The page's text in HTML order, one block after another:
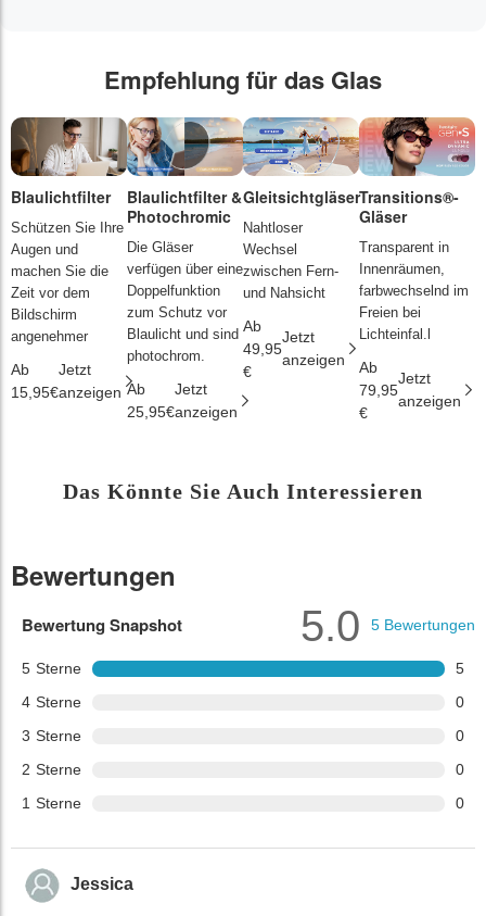
Empfehlung für das Glas
Blaulichtfilter
Schützen Sie Ihre
Augen und
machen Sie die
Zeit vor dem
Bildschirm
angenehmer
Ab
15,95€
Jetzt
anzeigen
Blaulichtfilter &
Photochromic
Die Gläser
verfügen über eine
Doppelfunktion
zum Schutz vor
Blaulicht und sind
photochrom.
Ab
25,95€
Jetzt
anzeigen
Gleitsichtgläser
Nahtloser
Wechsel
zwischen Fern-
und Nahsicht
Ab
49,95
€
Jetzt
anzeigen
Transitions®-
Gläser
Transparent in
Innenräumen,
farbwechselnd im
Freien bei
Lichteinfal.l
Ab
79,95
€
Jetzt
anzeigen
Das Könnte Sie Auch Interessieren
Bewertungen
Bewertung Snapshot
5 Sterne
5
4 Sterne
0
3 Sterne
0
2 Sterne
0
1 Sterne 0
5.0 5 Bewertungen
Jessica